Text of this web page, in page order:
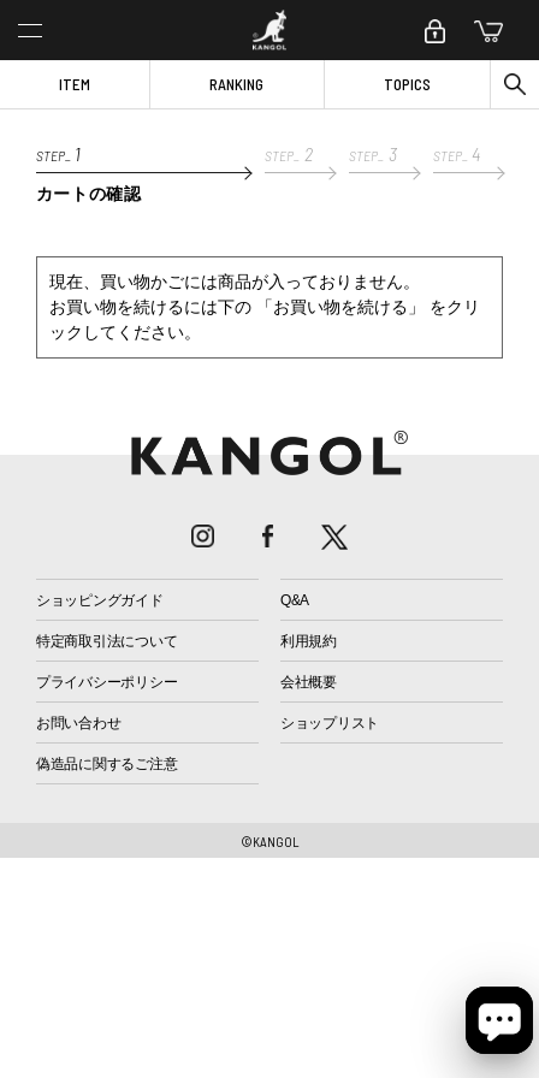
ITEM RANKING TOPICS
STEP_ 1
カートの確認
STEP_ 2 STEP_ 3 STEP_ 4
現在、買い物かごには商品が入っておりません。
お買い物を続けるには下の 「お買い物を続ける」 をクリ
ックしてください。
ショッピングガイド Q&A
特定商取引法について 利用規約
プライバシーポリシー 会社概要
お問い合わせ ショップリスト
偽造品に関するご注意
©KANGOL